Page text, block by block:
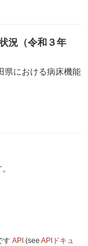
況（令和３年
県における病床機能
す API (see APIドキュ